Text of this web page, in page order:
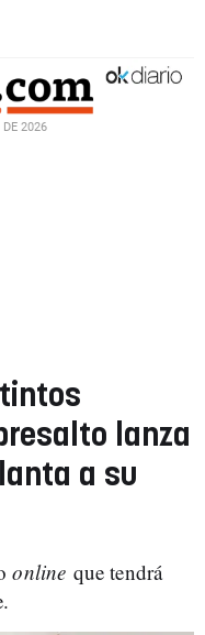
DE 2026
lanza
a su
online que tendrá